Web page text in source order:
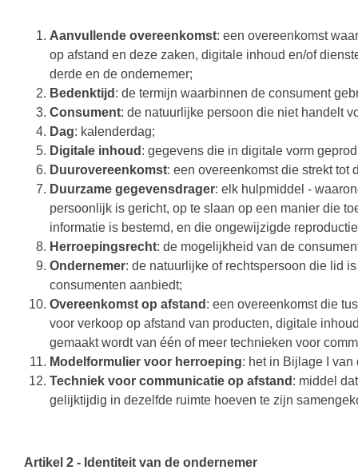
Aanvullende overeenkomst: een overeenkomst
op afstand en deze zaken, digitale inhoud en/of
derde en de ondernemer;
Bedenktijd : de termijn waarbinnen de consument
Consument: de natuurlijke persoon die niet handelt
Dag: kalenderdag;
Digitale inhoud : gegevens die in digitale vorm
Duurovereenkomst: een overeenkomst die strekt
Duurzame gegevensdrager: elk hulpmiddel -
persoonlijk is gericht, op te slaan op een manier die
informatie is bestemd, en die ongewijzigde
Herroepingsrecht: de mogelijkheid van de
Ondernemer: de natuurlijke of rechtspersoon die lid
consumenten aanbiedt;
Overeenkomst op afstand : een overeenkomst die
voor verkoop op afstand van producten, digitale
gemaakt wordt van één of meer technieken voor
Modelformulier voor herroeping: het in Bijlage I
Techniek voor communicatie op afstand : middel
gelijktijdig in dezelfde ruimte hoeven te zijn
Artikel 2 - Identiteit van de ondernemer